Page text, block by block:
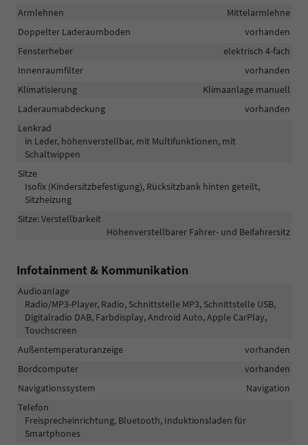
Armlehnen
Mittelarmlehne
Doppelter Laderaumboden
vorhanden
Fensterheber
elektrisch 4-fach
Innenraumfilter
vorhanden
Klimatisierung
Klimaanlage manuell
Laderaumabdeckung
vorhanden
Lenkrad
in Leder, höhenverstellbar, mit Multifunktionen, mit
Schaltwippen
Sitze
Isofix (Kindersitzbefestigung), Rücksitzbank hinten geteilt,
Sitzheizung
Sitze: Verstellbarkeit
Höhenverstellbarer Fahrer- und Beifahrersitz
Infotainment & Kommunikation
Audioanlage
Radio/MP3-Player, Radio, Schnittstelle MP3, Schnittstelle USB,
Digitalradio DAB, Farbdisplay, Android Auto, Apple CarPlay,
Touchscreen
Außentemperaturanzeige
vorhanden
Bordcomputer
vorhanden
Navigationssystem
Navigation
Telefon
Freisprecheinrichtung, Bluetooth, Induktionsladen für
Smartphones